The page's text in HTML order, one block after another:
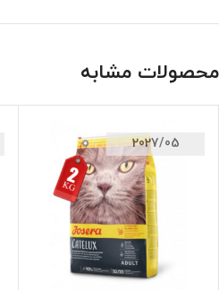
محصولات مشابه
2027/05